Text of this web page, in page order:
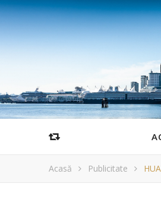
Acasă Publicitate